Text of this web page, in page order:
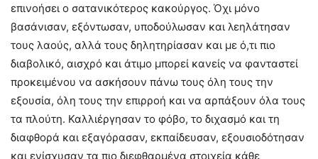
επινοήσει ο σατανικότερος κακούργος. Όχι μόνο
βασάνισαν, εξόντωσαν, υποδούλωσαν και λεηλάτησαν
τους λαούς, αλλά τους δηλητηρίασαν και με ό,τι πιο
διαβολικό, αισχρό και άτιμο μπορεί κανείς να φανταστεί
προκειμένου να ασκήσουν πάνω τους όλη τους την
εξουσία, όλη τους την επιρροή και να αρπάξουν όλα τους
τα πλούτη. Καλλιέργησαν το φόβο, το διχασμό και τη
διαφθορά και εξαγόρασαν, εκπαίδευσαν, εξουσιοδότησαν
και ενίσχυσαν τα πιο διεφθαρμένα στοιχεία κάθε